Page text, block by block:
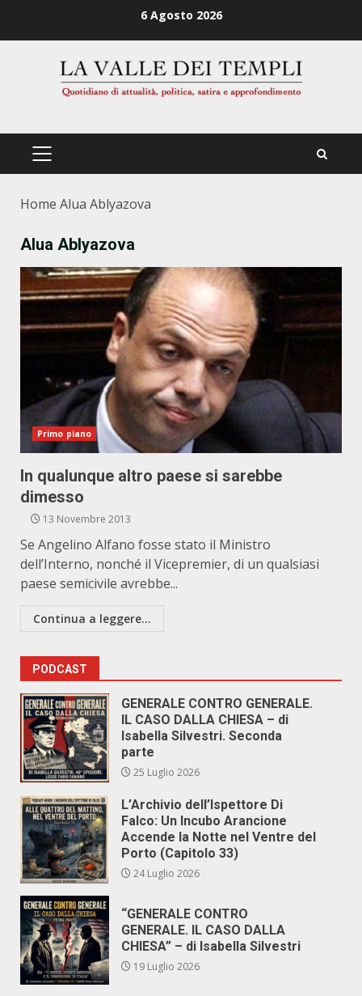
6 Agosto 2026
PRIMÄRES
Home Alua Ablyazova
Alua Ablyazova
Primo piano
In qualunque altro paese si sarebbe
dimesso
13 Novembre 2013
Se Angelino Alfano fosse stato il Ministro
dell’Interno, nonché il Vicepremier, di un qualsiasi
paese semicivile avrebbe...
Continua a leggere...
PODCAST
GENERALE CONTRO GENERALE.
IL CASO DALLA CHIESA – di
Isabella Silvestri. Seconda
parte
25 Luglio 2026
L’Archivio dell’Ispettore Di
Falco: Un Incubo Arancione
Accende la Notte nel Ventre del
Porto (Capitolo 33)
24 Luglio 2026
“GENERALE CONTRO
GENERALE. IL CASO DALLA
CHIESA” – di Isabella Silvestri
19 Luglio 2026